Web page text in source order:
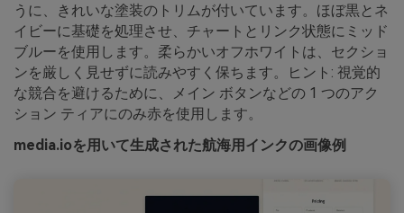
うに、きれいな塗装のトリムが付いています。ほぼ黒とネ
イビーに基礎を処理させ、チャートとリンク状態にミッド
ブルーを使用します。柔らかいオフホワイトは、セクショ
ンを厳しく見せずに読みやすく保ちます。ヒント: 視覚的
な競合を避けるために、メイン ボタンなどの 1 つのアク
ション ティアにのみ赤を使用します。
media.ioを用いて生成された航海用インクの画像例